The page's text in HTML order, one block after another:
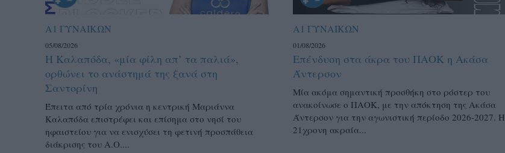
Α1 ΓΥΝΑΙΚΩΝ
05/08/2026
Η Καλαπόδα, «μία φίλη απ’ τα παλιά»,
ορθώνει το ανάστημά της ξανά στη
Σαντορίνη
Έπειτα από τρία χρόνια η κεντρική Μαριάννα
Καλαπόδα επιστρέφει και επίσημα στο νησί του
ηφαιστείου για να ενισχύσει τη φετινή προσπάθεια
διάκρισης του Α.Ο....
Α1 ΓΥΝΑΙΚΩΝ
01/08/2026
Επένδυση στα άκρα του ΠΑΟΚ η Ακάσα
Άντερσον
Μία ακόμα σημαντική προσθήκη στο ρόστερ του
ανακοίνωσε ο ΠΑΟΚ, με την απόκτηση της Ακάσα
Άντερσον για την αγωνιστική περίοδο 2026-2027. Η
21χρονη ακραία...